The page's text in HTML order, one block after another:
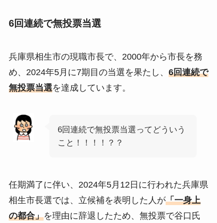
6回連続で無投票当選
兵庫県相生市の現職市長で、2000年から市長を務
め、2024年5月に7期目の当選を果たし、 6回連続で
無投票当選を達成しています。
6回連続で無投票当選ってどういう
こと！！！！？？
任期満了に伴い、2024年5月12日に行われた兵庫県
相生市長選では、立候補を表明した人が「一身上
の都合」を理由に辞退したため、無投票で谷口氏